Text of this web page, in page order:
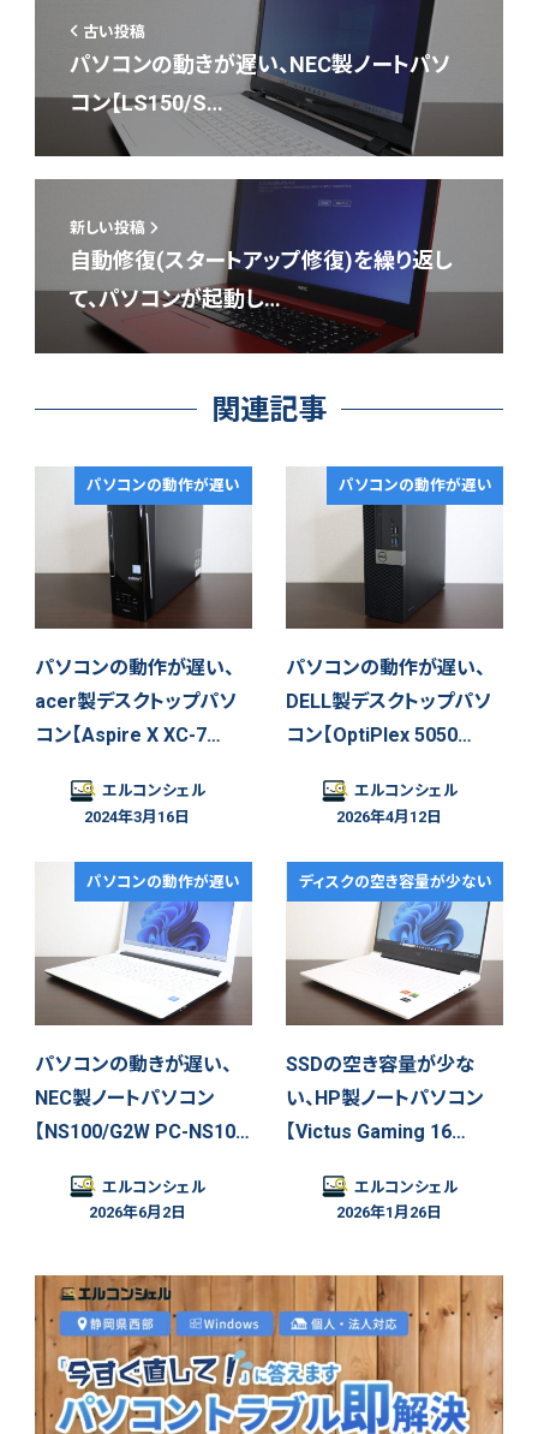
古い投稿
パソコンの動きが遅い、NEC製ノートパソ
コン【LS150/S…
新しい投稿
自動修復(スタートアップ修復)を繰り返し
て、パソコンが起動し…
関連記事
パソコンの動作が遅い
パソコンの動作が遅い、
acer製デスクトップパソ
コン【Aspire X XC-7…
エルコンシェル
2024年3月16日
パソコンの動作が遅い
パソコンの動作が遅い、
DELL製デスクトップパソ
コン【OptiPlex 5050…
エルコンシェル
2026年4月12日
パソコンの動作が遅い
パソコンの動きが遅い、
NEC製ノートパソコン
【NS100/G2W PC-NS10…
エルコンシェル
2026年6月2日
ディスクの空き容量が少ない
SSDの空き容量が少な
い、HP製ノートパソコン
【Victus Gaming 16…
エルコンシェル
2026年1月26日